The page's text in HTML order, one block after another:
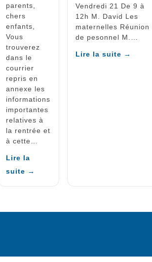
parents,
chers
enfants,
Vous
trouverez
dans le
courrier
repris en
annexe les
informations
importantes
relatives à
la rentrée et
à cette…
Lire la
suite →
Vendredi 21 De 9 à
12h M. David Les
maternelles Réunion
de pesonnel M.…
Lire la suite →